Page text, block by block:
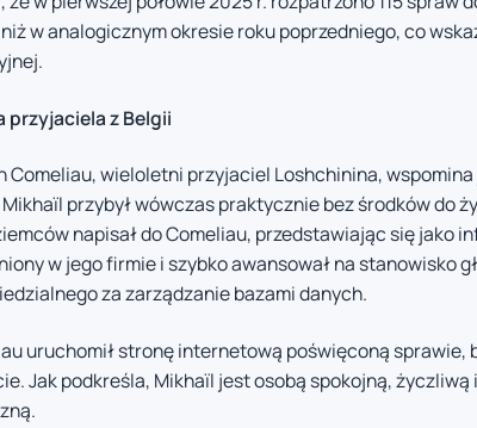
w analogicznym okresie roku poprzedniego, co
przyjaciela z Belgii
Comeliau, wieloletni przyjaciel Loshchinina,
przybył wówczas praktycznie bez środków do
napisał do Comeliau, przedstawiając się jako
w jego firmie i szybko awansował na stanowisko
za zarządzanie bazami danych.
uruchomił stronę internetową poświęconą
Jak podkreśla, Mikhaïl jest osobą spokojną,